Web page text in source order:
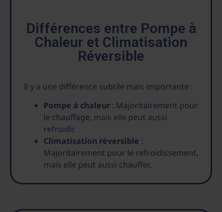
Différences entre Pompe à
Chaleur et Climatisation
Réversible
Il y a une différence subtile mais importante :
Pompe à chaleur : Majoritairement pour
le chauffage, mais elle peut aussi
refroidir.
Climatisation réversible :
Majoritairement pour le refroidissement,
mais elle peut aussi chauffer.